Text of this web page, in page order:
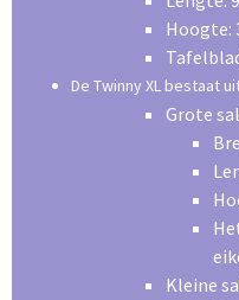
Hoogte:
De Twinny XL bestaat
Grote
Kleine